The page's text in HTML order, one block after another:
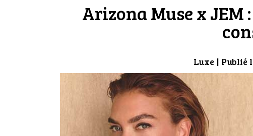
Arizona Muse x
Luxe | Publié